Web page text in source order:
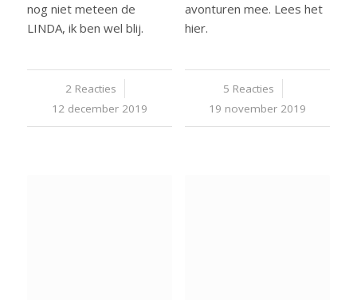
nog niet meteen de
LINDA, ik ben wel blij.
2 Reacties
/
12 december 2019
avonturen mee. Lees het
hier.
5 Reacties
/
19 november 2019